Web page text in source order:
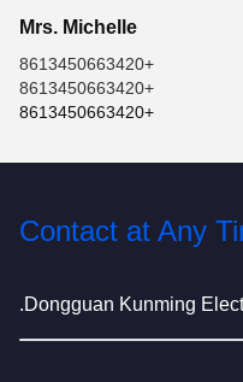
Mrs. Michelle
+8613450663420
+8613450663420
+8613450663420
Contact at Any
Dongguan Kunming